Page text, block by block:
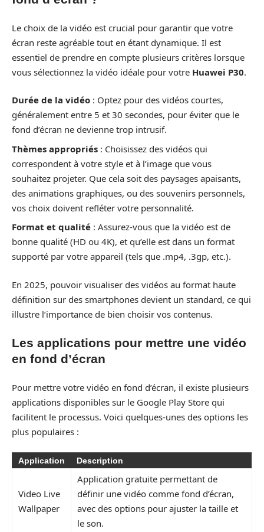
Le choix de la vidéo est crucial pour garantir que votre
écran reste agréable tout en étant dynamique. Il est
essentiel de prendre en compte plusieurs critères lorsque
vous sélectionnez la vidéo idéale pour votre Huawei P30.
Durée de la vidéo : Optez pour des vidéos courtes,
généralement entre 5 et 30 secondes, pour éviter que le
fond d’écran ne devienne trop intrusif.
Thèmes appropriés : Choisissez des vidéos qui
correspondent à votre style et à l’image que vous
souhaitez projeter. Que cela soit des paysages apaisants,
des animations graphiques, ou des souvenirs personnels,
vos choix doivent refléter votre personnalité.
Format et qualité : Assurez-vous que la vidéo est de
bonne qualité (HD ou 4K), et qu’elle est dans un format
supporté par votre appareil (tels que .mp4, .3gp, etc.).
En 2025, pouvoir visualiser des vidéos au format haute
définition sur des smartphones devient un standard, ce qui
illustre l’importance de bien choisir vos contenus.
Les applications pour mettre une vidéo
en fond d’écran
Pour mettre votre vidéo en fond d’écran, il existe plusieurs
applications disponibles sur le Google Play Store qui
facilitent le processus. Voici quelques-unes des options les
plus populaires :
Application Description
Video Live
Wallpaper
Application gratuite permettant de
définir une vidéo comme fond d’écran,
avec des options pour ajuster la taille et
le son.